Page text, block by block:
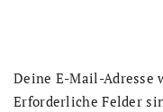
Deine E-Mail-
Erforderliche Felder